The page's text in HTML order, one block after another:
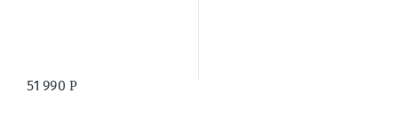
51 990Р